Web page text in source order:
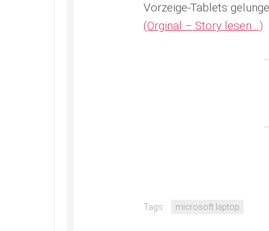
Vorzeige-Tablets
(Orginal – Story lesen…)
Tags: microsoft laptop